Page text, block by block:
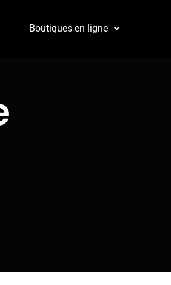
Boutiques en ligne